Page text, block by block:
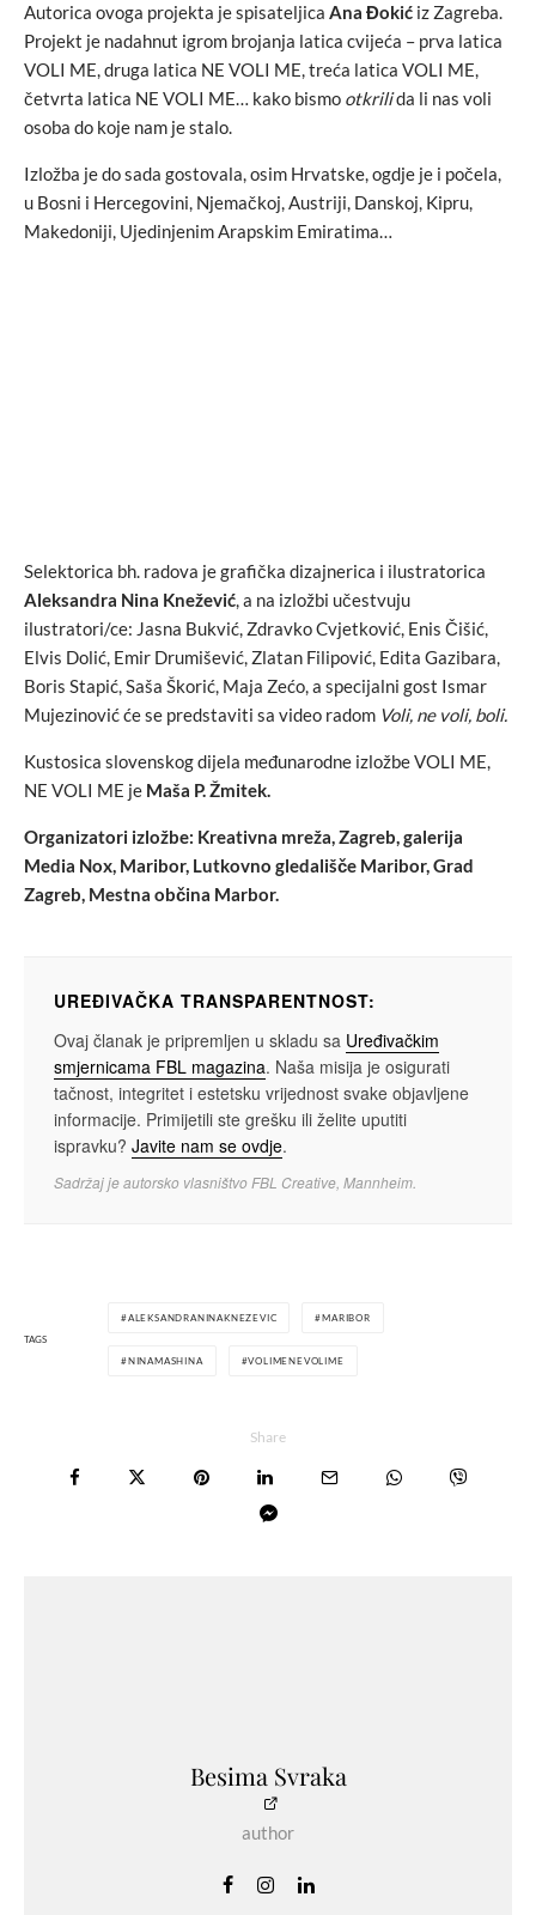
Autorica ovoga projekta je spisateljica Ana Đokić iz Zagreba.
Projekt je nadahnut igrom brojanja latica cvijeća – prva latica
VOLI ME, druga latica NE VOLI ME, treća latica VOLI ME,
četvrta latica NE VOLI ME… kako bismo otkrilida li nas voli
osoba do koje nam je stalo.
Izložba je do sada gostovala, osim Hrvatske, ogdje je i počela,
u Bosni i Hercegovini, Njemačkoj, Austriji, Danskoj, Kipru,
Makedoniji, Ujedinjenim Arapskim Emiratima…
Selektorica bh. radova je grafička dizajnerica i ilustratorica
Aleksandra Nina Knežević, a na izložbi učestvuju
ilustratori/ce: Jasna Bukvić, Zdravko Cvjetković, Enis Čišić,
Elvis Dolić, Emir Drumišević, Zlatan Filipović, Edita Gazibara,
Boris Stapić, Saša Škorić, Maja Zećo, a specijalni gost Ismar
Mujezinović će se predstaviti sa video radom Voli, ne voli, boli.
Kustosica slovenskog dijela međunarodne izložbe VOLI ME,
NE VOLI ME je Maša P. Žmitek.
Organizatori izložbe: Kreativna mreža, Zagreb, galerija
Media Nox, Maribor, Lutkovno gledališče Maribor, Grad
Zagreb, Mestna občina Marbor.
UREĐIVAČKA TRANSPARENTNOST:
Ovaj članak je pripremljen u skladu sa Uređivačkim
smjernicama FBL magazina. Naša misija je osigurati
tačnost, integritet i estetsku vrijednost svake objavljene
informacije. Primijetili ste grešku ili želite uputiti
ispravku? Javite nam se ovdje.
Sadržaj je autorsko vlasništvo FBL Creative, Mannheim.
TAGS
ALEKSANDRANINAKNEZEVIC MARIBOR
NINAMASHINA VOLIMENEVOLIME
Share
Besima Svraka
author